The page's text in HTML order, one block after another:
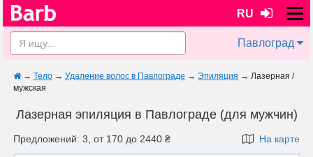
RU
Павлоград
→ Тело → Удаление волос в Павлограде → Эпиляция → Лазерная /
мужская
Лазерная эпиляция в Павлограде (для мужчин)
Предложений: 3, от 170 до 2440 ₴ На карте